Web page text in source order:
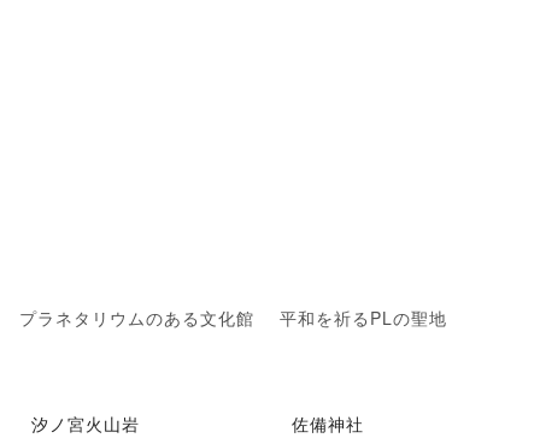
プラネタリウムのある文化館 平和を祈るPLの聖地
汐ノ宮火山岩 佐備神社